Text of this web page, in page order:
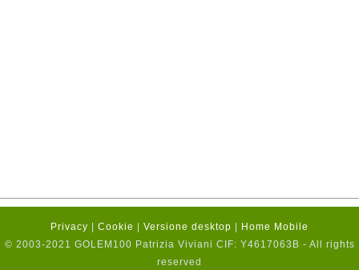
Privacy Cookie Versione desktop
Home Mobile
© 2003-2021 GOLEM100 Patrizia Viviani CIF: Y4617063B - All rights
reserved